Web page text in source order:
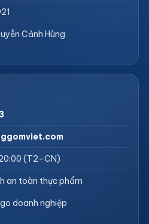
Cảnh Hùng
(T2–CN)
an toàn thực phẩm
doanh nghiệp